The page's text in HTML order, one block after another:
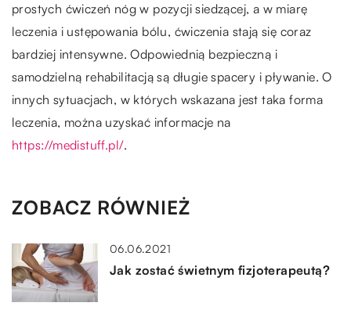
prostych ćwiczeń nóg w pozycji siedzącej, a w miarę
leczenia i ustępowania bólu, ćwiczenia stają się coraz
bardziej intensywne. Odpowiednią bezpieczną i
samodzielną rehabilitacją są długie spacery i pływanie. O
innych sytuacjach, w których wskazana jest taka forma
leczenia, można uzyskać informacje na
https://medistuff.pl/.
ZOBACZ RÓWNIEŻ
06.06.2021
Jak zostać świetnym fizjoterapeutą?